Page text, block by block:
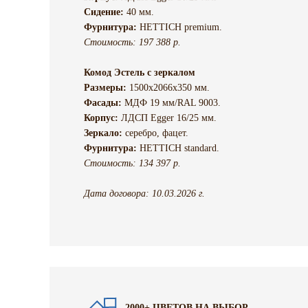
Сидение: 40 мм.
Фурнитура: HETTICH premium.
Стоимость: 197 388 р.
Комод Эстель с зеркалом
Размеры: 1500х2066х350 мм.
Фасады: МДФ 19 мм/RAL 9003.
Корпус: ЛДСП Egger 16/25 мм.
Зеркало: серебро, фацет.
Фурнитура: HETTICH standard.
Стоимость: 134 397 р.
Дата договора: 10.03.2026 г.